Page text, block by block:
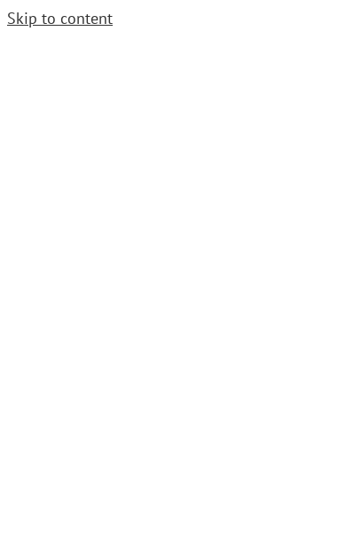
Skip to content